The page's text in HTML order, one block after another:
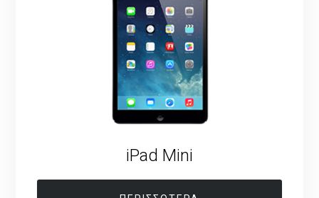
iPad Mini